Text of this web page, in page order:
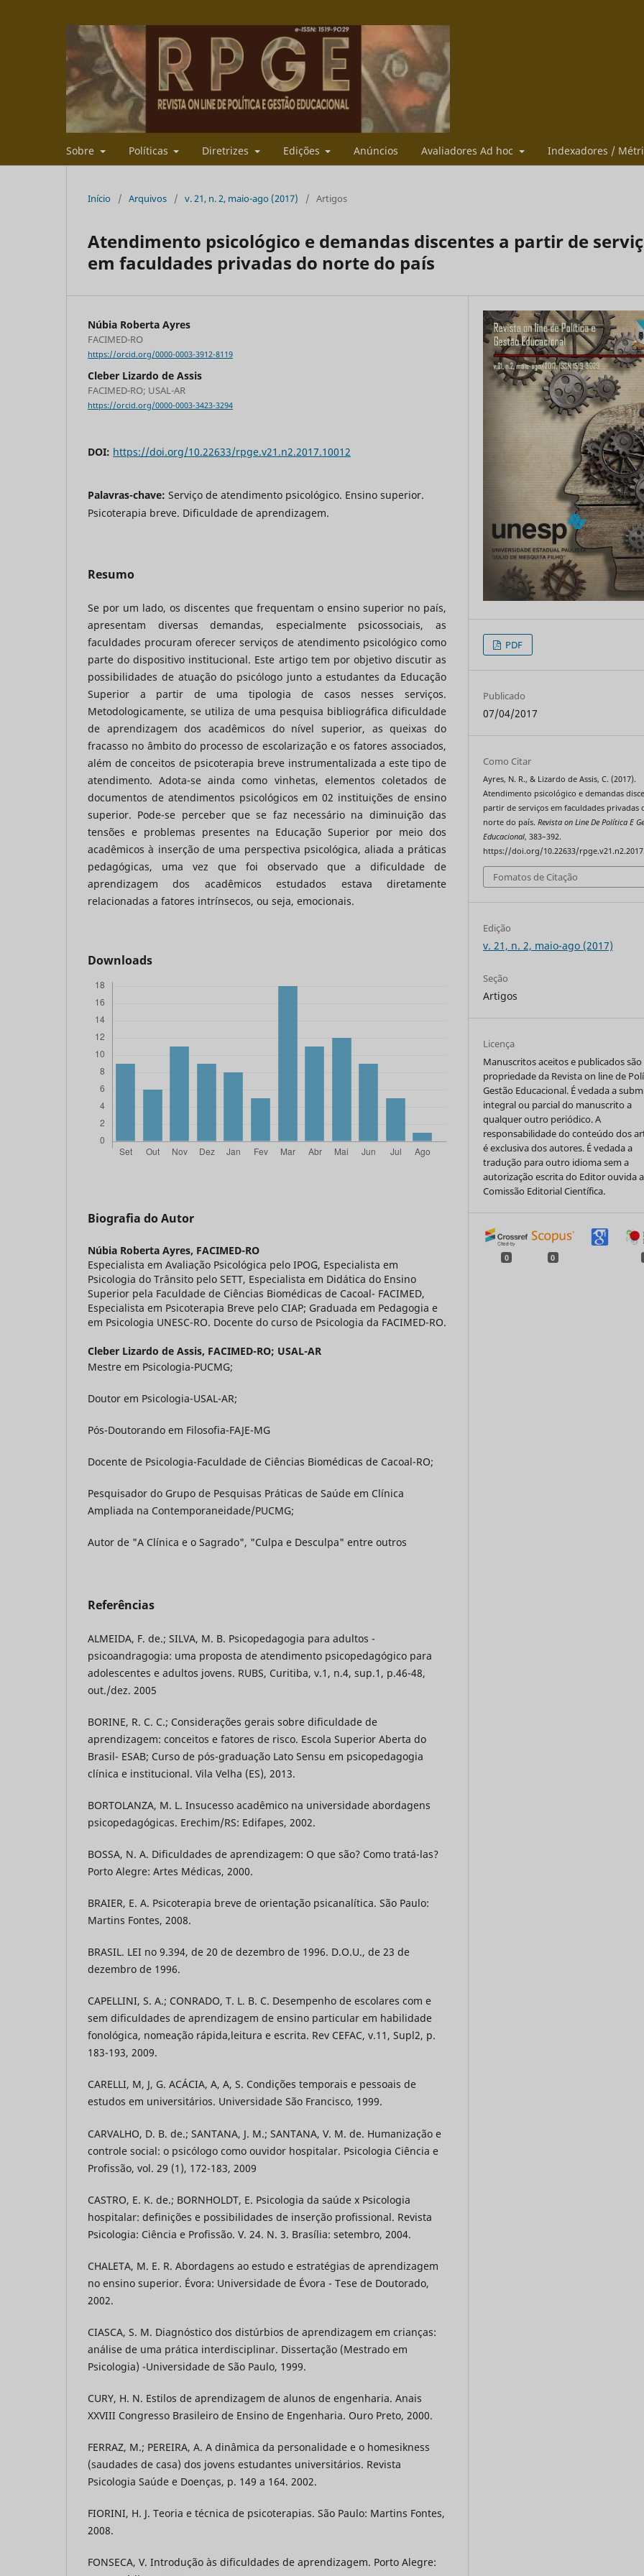
Sobre Políticas Diretrizes Edições Anúncios Avaliadores Ad hoc Indexadores /
Início / Arquivos / v. 21, n. 2, maio-ago (2017) / Artigos
Atendimento psicológico e demandas discentes a partir de
em faculdades privadas do norte do país
Núbia Roberta Ayres
FACIMED-RO
https://orcid.org/0000-0003-3912-8119
Cleber Lizardo de Assis
FACIMED-RO; USAL-AR
https://orcid.org/0000-0003-3423-3294
DOI: https://doi.org/10.22633/rpge.v21.n2.2017.10012
Palavras-chave: Serviço de atendimento psicológico. Ensino superior.
Psicoterapia breve. Dificuldade de aprendizagem.
Resumo
Se por um lado, os discentes que frequentam o ensino superior no país,
apresentam diversas demandas, especialmente psicossociais, as
faculdades procuram oferecer serviços de atendimento psicológico como
parte do dispositivo institucional. Este artigo tem por objetivo discutir as
possibilidades de atuação do psicólogo junto a estudantes da Educação
Superior a partir de uma tipologia de casos nesses serviços.
Metodologicamente, se utiliza de uma pesquisa bibliográfica dificuldade
de aprendizagem dos acadêmicos do nível superior, as queixas do
fracasso no âmbito do processo de escolarização e os fatores associados,
além de conceitos de psicoterapia breve instrumentalizada a este tipo de
atendimento. Adota-se ainda como vinhetas, elementos coletados de
documentos de atendimentos psicológicos em 02 instituições de ensino
superior. Pode-se perceber que se faz necessário na diminuição das
tensões e problemas presentes na Educação Superior por meio dos
acadêmicos à inserção de uma perspectiva psicológica, aliada a práticas
pedagógicas, uma vez que foi observado que a dificuldade de
aprendizagem dos acadêmicos estudados estava diretamente
relacionadas a fatores intrínsecos, ou seja, emocionais.
Downloads
Biografia do Autor
Núbia Roberta Ayres, FACIMED-RO
Especialista em Avaliação Psicológica pelo IPOG, Especialista em
Psicologia do Trânsito pelo SETT, Especialista em Didática do Ensino
Superior pela Faculdade de Ciências Biomédicas de Cacoal- FACIMED,
Especialista em Psicoterapia Breve pelo CIAP; Graduada em Pedagogia e
em Psicologia UNESC-RO. Docente do curso de Psicologia da FACIMED-RO.
Cleber Lizardo de Assis, FACIMED-RO; USAL-AR
Mestre em Psicologia-PUCMG;
Doutor em Psicologia-USAL-AR;
Pós-Doutorando em Filosofia-FAJE-MG
Docente de Psicologia-Faculdade de Ciências Biomédicas de Cacoal-RO;
Pesquisador do Grupo de Pesquisas Práticas de Saúde em Clínica
Ampliada na Contemporaneidade/PUCMG;
Autor de "A Clínica e o Sagrado", "Culpa e Desculpa" entre outros
Referências
ALMEIDA, F. de.; SILVA, M. B. Psicopedagogia para adultos -
psicoandragogia: uma proposta de atendimento psicopedagógico para
adolescentes e adultos jovens. RUBS, Curitiba, v.1, n.4, sup.1, p.46-48,
out./dez. 2005
BORINE, R. C. C.; Considerações gerais sobre dificuldade de
aprendizagem: conceitos e fatores de risco. Escola Superior Aberta do
Brasil- ESAB; Curso de pós-graduação Lato Sensu em psicopedagogia
clínica e institucional. Vila Velha (ES), 2013.
BORTOLANZA, M. L. Insucesso acadêmico na universidade abordagens
psicopedagógicas. Erechim/RS: Edifapes, 2002.
BOSSA, N. A. Dificuldades de aprendizagem: O que são? Como tratá-las?
Porto Alegre: Artes Médicas, 2000.
BRAIER, E. A. Psicoterapia breve de orientação psicanalítica. São Paulo:
Martins Fontes, 2008.
BRASIL. LEI no 9.394, de 20 de dezembro de 1996. D.O.U., de 23 de
dezembro de 1996.
CAPELLINI, S. A.; CONRADO, T. L. B. C. Desempenho de escolares com e
sem dificuldades de aprendizagem de ensino particular em habilidade
fonológica, nomeação rápida,leitura e escrita. Rev CEFAC, v.11, Supl2, p.
183-193, 2009.
CARELLI, M, J, G. ACÁCIA, A, A, S. Condições temporais e pessoais de
estudos em universitários. Universidade São Francisco, 1999.
CARVALHO, D. B. de.; SANTANA, J. M.; SANTANA, V. M. de. Humanização e
controle social: o psicólogo como ouvidor hospitalar. Psicologia Ciência e
Profissão, vol. 29 (1), 172-183, 2009
CASTRO, E. K. de.; BORNHOLDT, E. Psicologia da saúde x Psicologia
hospitalar: definições e possibilidades de inserção profissional. Revista
Psicologia: Ciência e Profissão. V. 24. N. 3. Brasília: setembro, 2004.
CHALETA, M. E. R. Abordagens ao estudo e estratégias de aprendizagem
no ensino superior. Évora: Universidade de Évora - Tese de Doutorado,
2002.
CIASCA, S. M. Diagnóstico dos distúrbios de aprendizagem em crianças:
análise de uma prática interdisciplinar. Dissertação (Mestrado em
Psicologia) -Universidade de São Paulo, 1999.
CURY, H. N. Estilos de aprendizagem de alunos de engenharia. Anais
XXVIII Congresso Brasileiro de Ensino de Engenharia. Ouro Preto, 2000.
FERRAZ, M.; PEREIRA, A. A dinâmica da personalidade e o homesikness
(saudades de casa) dos jovens estudantes universitários. Revista
Psicologia Saúde e Doenças, p. 149 a 164. 2002.
FIORINI, H. J. Teoria e técnica de psicoterapias. São Paulo: Martins Fontes,
2008.
FONSECA, V. Introdução às dificuldades de aprendizagem. Porto Alegre:
PDF
Publicado
07/04/2017
Como Citar
Ayres, N. R., & Lizardo de Assis, C. (2017).
Atendimento psicológico e demandas
partir de serviços em faculdades privadas
norte do país.Revista on Line De Política E
Educacional, 383–392.
https://doi.org/10.22633/
Fomatos de Citação
Edição
v. 21, n. 2, maio-ago (2017)
Seção
Artigos
Licença
Manuscritos aceitos e publicados são
propriedade da Revista on line de
Gestão Educacional. É vedada a
integral ou parcial do manuscrito a
qualquer outro periódico. A
responsabilidade do conteúdo dos
é exclusiva dos autores. É vedada a
tradução para outro idioma sem a
autorização escrita do Editor ouvida a
Comissão Editorial Científica.
0 0